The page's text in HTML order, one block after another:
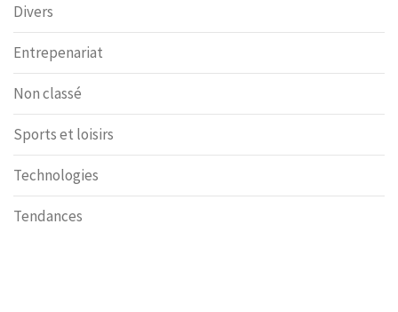
Divers
Entrepenariat
Non classé
Sports et loisirs
Technologies
Tendances